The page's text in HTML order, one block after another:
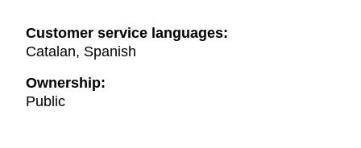
Customer service languages:
Catalan, Spanish
Ownership:
Public